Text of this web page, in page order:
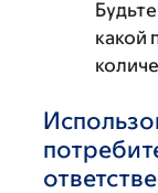
какой